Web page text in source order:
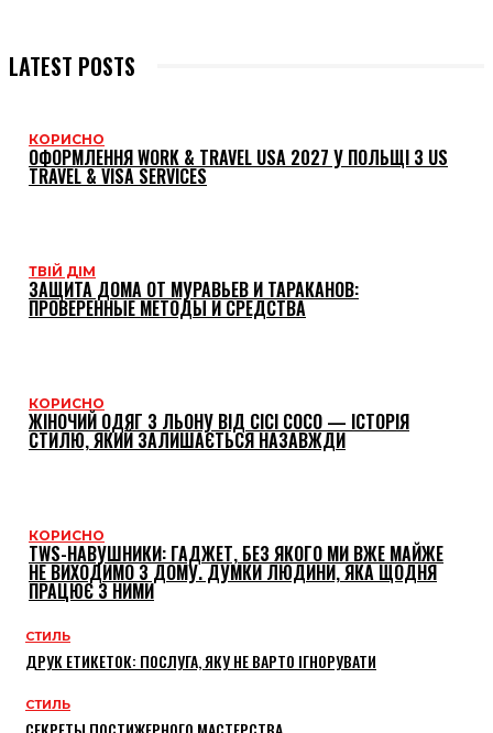
LATEST POSTS
КОРИСНО
ОФОРМЛЕННЯ WORK & TRAVEL USA 2027 У ПОЛЬЩІ З US
TRAVEL & VISA SERVICES
ТВІЙ ДІМ
ЗАЩИТА ДОМА ОТ МУРАВЬЕВ И ТАРАКАНОВ:
ПРОВЕРЕННЫЕ МЕТОДЫ И СРЕДСТВА
КОРИСНО
ЖІНОЧИЙ ОДЯГ З ЛЬОНУ ВІД CICI COCO — ІСТОРІЯ
СТИЛЮ, ЯКИЙ ЗАЛИШАЄТЬСЯ НАЗАВЖДИ
КОРИСНО
TWS-НАВУШНИКИ: ГАДЖЕТ, БЕЗ ЯКОГО МИ ВЖЕ МАЙЖЕ
НЕ ВИХОДИМО З ДОМУ. ДУМКИ ЛЮДИНИ, ЯКА ЩОДНЯ
ПРАЦЮЄ З НИМИ
СТИЛЬ
ДРУК ЕТИКЕТОК: ПОСЛУГА, ЯКУ НЕ ВАРТО ІГНОРУВАТИ
СТИЛЬ